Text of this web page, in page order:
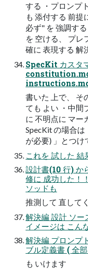
する​ ・プロンプ
も​ 添付する​ 前提
必ず" を​ 強調す
を​ 空ける、​ プレ
確に​ 表現する​ 解
SpecKit カスタ
書いた​ 上で、​ そ
ても​ よい​ ・中間
に​ 不明点に​ マー
SpecKit の場合は
が必要) 」とつけ
これを​ 試した​
設計書(10 行) か
修に​ 成功した！
ソッドも​
推測して​ 直して
解決編 設計 ソ
イメージは​ こん
解決編 プロンプ
ブル定義書 ( 全
も​ いけます